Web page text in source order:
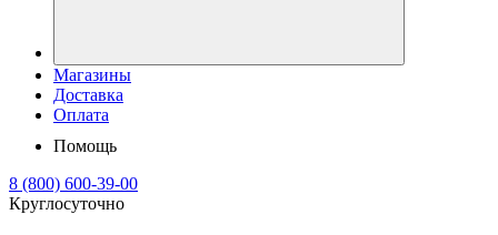
Магазины
Доставка
Оплата
Помощь
8 (800) 600-39-00
Круглосуточно